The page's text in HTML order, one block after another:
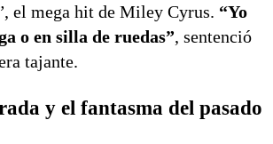
, el mega hit de Miley Cyrus. “Yo
o en silla de ruedas”, sentenció
tajante.
y el fantasma del pasado